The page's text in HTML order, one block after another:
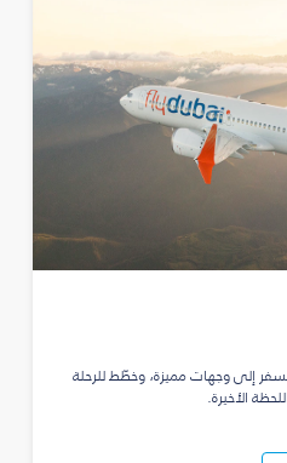
إلى وجهات مميزة، وخطّط للرحلة
الأخيرة.